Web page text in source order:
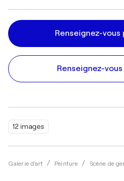
12 images
Galerie d'art Peinture Scène de
Renseignez-
Renseignez-